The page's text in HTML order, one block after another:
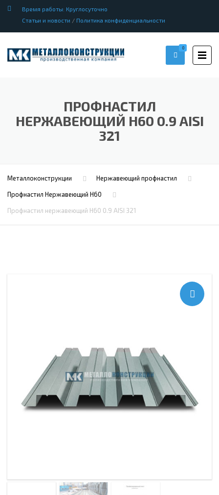
Время работы: Круглосуточно
Статьи и новости / Политика конфиденциальности
0
ПРОФНАСТИЛ
НЕРЖАВЕЮЩИЙ Н60 0.9 AISI
321
Металлоконструкции Нержавеющий профнастил
Профнастил Hержавеющий Н60
Профнастил нержавеющий Н60 0.9 AISI 321